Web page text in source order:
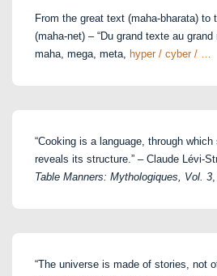
From the great text (maha-bharata) to
(maha-net) – “Du grand texte au
maha, mega, meta, hyper / cyber / …
“Cooking is a language, through
reveals its structure.” – Claude Lévi-
Table Manners: Mythologiques, Vol. 3
“The universe is made of stories, not